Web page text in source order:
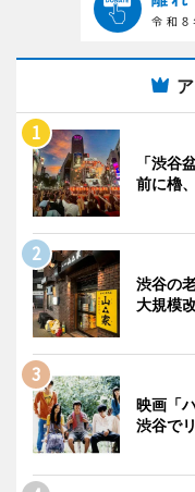
「渋
前に櫓
渋谷の
大規模
映画「
渋谷で